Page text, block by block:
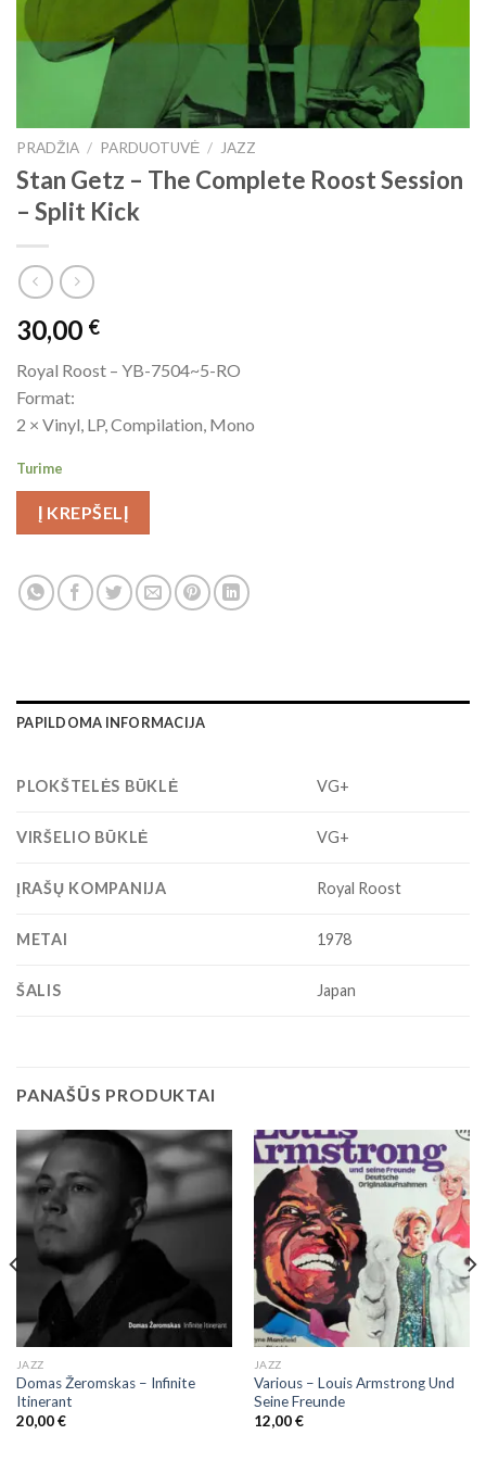
PRADŽIA / PARDUOTUVĖ / JAZZ
Stan Getz ‎– The Complete Roost Session
– Split Kick
30,00 €
Royal Roost ‎– YB-7504~5-RO
Format:
2 × Vinyl, LP, Compilation, Mono
Turime
Į KREPŠELĮ
PAPILDOMA INFORMACIJA
PLOKŠTELĖS BŪKLĖ VG+
VIRŠELIO BŪKLĖ VG+
ĮRAŠŲ KOMPANIJA Royal Roost
METAI 1978
ŠALIS Japan
PANAŠŪS PRODUKTAI
JAZZ
Domas Žeromskas ‎– Infinite
Itinerant
20,00€
JAZZ
Various – Louis Armstrong Und
Seine Freunde
12,00€